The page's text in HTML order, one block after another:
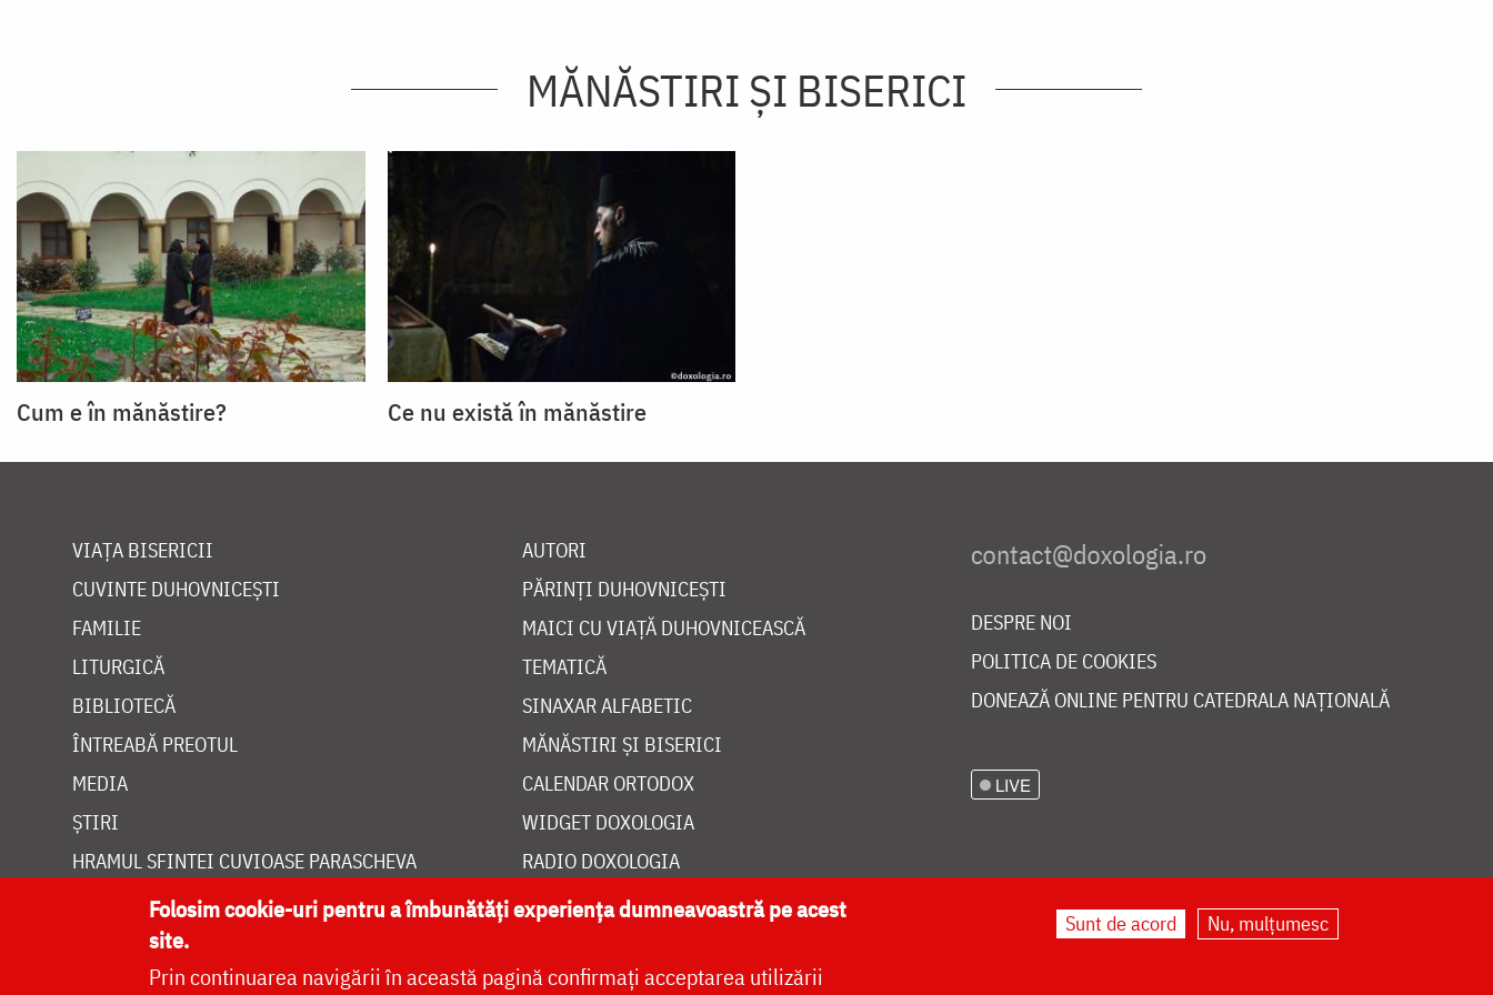
MĂNĂSTIRI ȘI BISERICI
Cum e în mănăstire? Ce nu există în mănăstire
VIAȚA BISERICII
CUVINTE DUHOVNICEȘTI
FAMILIE
LITURGICĂ
BIBLIOTECĂ
ÎNTREABĂ PREOTUL
MEDIA
ȘTIRI
HRAMUL SFINTEI CUVIOASE PARASCHEVA
AUTORI
PĂRINȚI DUHOVNICEȘTI
MAICI CU VIAȚĂ DUHOVNICEASCĂ
TEMATICĂ
SINAXAR ALFABETIC
MĂNĂSTIRI ȘI BISERICI
CALENDAR ORTODOX
WIDGET DOXOLOGIA
RADIO DOXOLOGIA
DESPRE NOI
POLITICA DE COOKIES
DONEAZĂ ONLINE PENTRU CATEDRALA NAȚIONALĂ
LIVE
Folosim cookie-uri pentru a îmbunătăți experiența dumneavoastră pe acest
site.
Prin continuarea navigării în această pagină confirmați acceptarea utilizării
Sunt de acord Nu, mulțumesc